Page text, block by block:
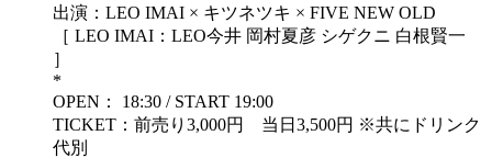
出演：LEO IMAI × キツネツキ × FIVE NEW OLD
［ LEO IMAI：LEO今井 岡村夏彦 シゲクニ 白根賢一
］
*
OPEN： 18:30 / START 19:00
TICKET：前売り3,000円 当日3,500円 ※共にドリンク
代別